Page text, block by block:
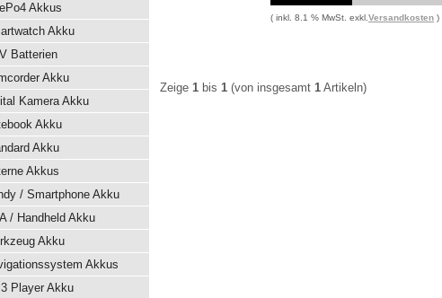
Akkus
Akku
Batterien
Akku
Kamera Akku
Akku
Akku
Akkus
/ Smartphone Akku
/ Handheld Akku
Akku
Akkus
Player Akku
( inkl. 8.1 % MwSt. exkl. Versandkosten )
Zeige 1 bis 1 (von insgesamt 1 Artikeln)